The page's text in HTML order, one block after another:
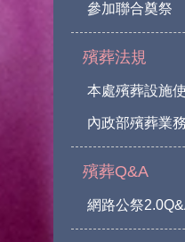
參加聯合奠祭
殯葬法規
本處殯葬設施
內政部殯葬業
殯葬Q&A
網路公祭